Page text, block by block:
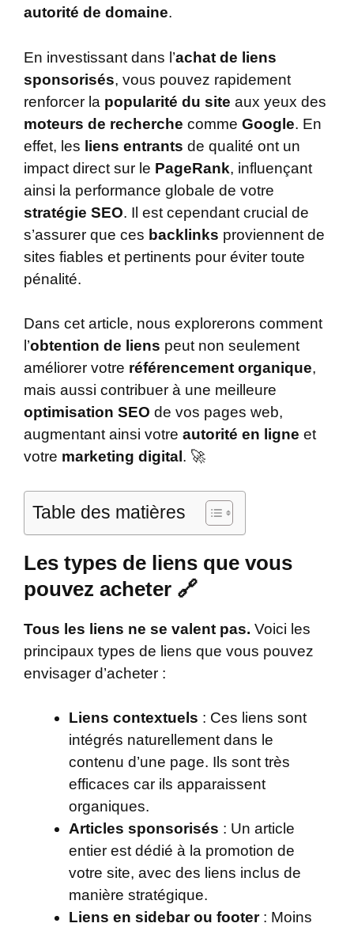
autorité de domaine.
En investissant dans l’achat de liens
sponsorisés, vous pouvez rapidement
renforcer la popularité du site aux yeux des
moteurs de recherche comme Google. En
effet, les liens entrants de qualité ont un
impact direct sur le PageRank, influençant
ainsi la performance globale de votre
stratégie SEO. Il est cependant crucial de
s’assurer que ces backlinks proviennent de
sites fiables et pertinents pour éviter toute
pénalité.
Dans cet article, nous explorerons comment
l’obtention de liens peut non seulement
améliorer votre référencement organique,
mais aussi contribuer à une meilleure
optimisation SEO de vos pages web,
augmentant ainsi votre autorité en ligne et
votre marketing digital . 🚀
Table des matières
Les types de liens que vous
pouvez acheter 🔗
Tous les liens ne se valent pas. Voici les
principaux types de liens que vous pouvez
envisager d’acheter :
Liens contextuels : Ces liens sont
intégrés naturellement dans le
contenu d’une page. Ils sont très
efficaces car ils apparaissent
organiques.
Articles sponsorisés : Un article
entier est dédié à la promotion de
votre site, avec des liens inclus de
manière stratégique.
Liens en sidebar ou footer: Moins